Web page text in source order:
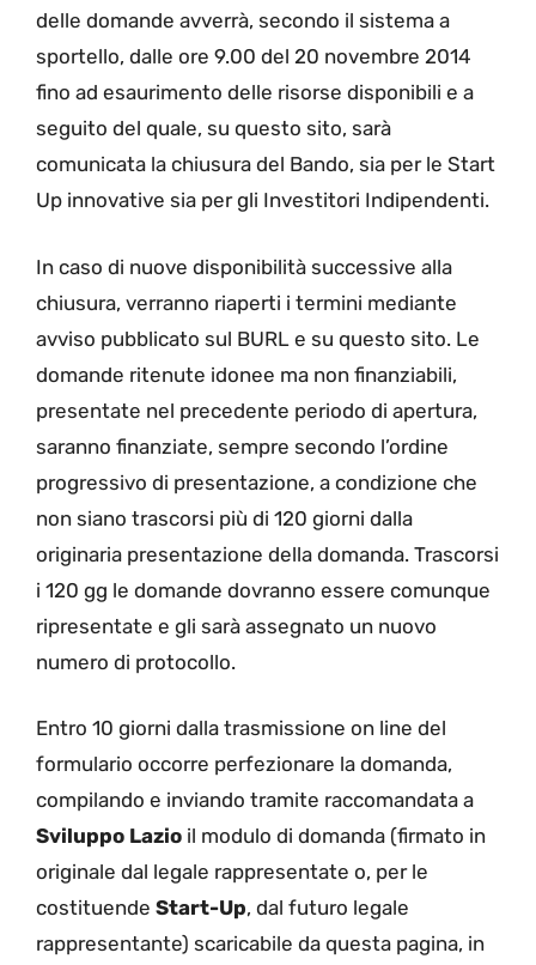
delle domande avverrà, secondo il sistema a
sportello, dalle ore 9.00 del 20 novembre 2014
fino ad esaurimento delle risorse disponibili e a
seguito del quale, su questo sito, sarà
comunicata la chiusura del Bando, sia per le Start
Up innovative sia per gli Investitori Indipendenti.
In caso di nuove disponibilità successive alla
chiusura, verranno riaperti i termini mediante
avviso pubblicato sul BURL e su questo sito. Le
domande ritenute idonee ma non finanziabili,
presentate nel precedente periodo di apertura,
saranno finanziate, sempre secondo l’ordine
progressivo di presentazione, a condizione che
non siano trascorsi più di 120 giorni dalla
originaria presentazione della domanda. Trascorsi
i 120 gg le domande dovranno essere comunque
ripresentate e gli sarà assegnato un nuovo
numero di protocollo.
Entro 10 giorni dalla trasmissione on line del
formulario occorre perfezionare la domanda,
compilando e inviando tramite raccomandata a
Sviluppo Lazio il modulo di domanda (firmato in
originale dal legale rappresentate o, per le
costituende Start-Up, dal futuro legale
rappresentante) scaricabile da questa pagina, in